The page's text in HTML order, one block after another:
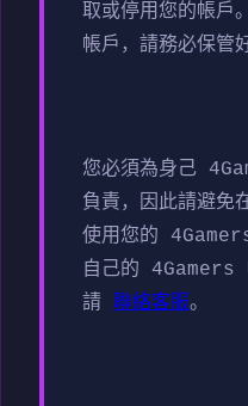
取或停用您的帳戶
帳戶，請務必保管
您必須為身己
負責，因此請避免
使用您的
自己的 4Gamers
請 聯絡客服。